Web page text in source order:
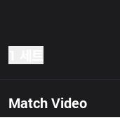
Match Video